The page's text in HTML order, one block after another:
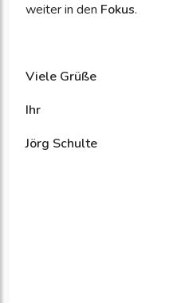
weiter in den Fokus.
Viele Grüße
Ihr
Jörg Schulte